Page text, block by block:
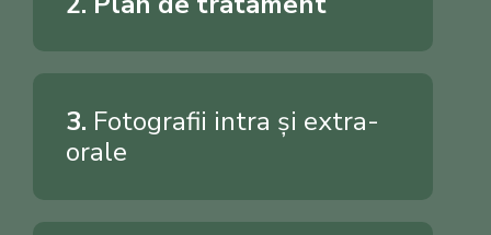
3. Fotografii intra și extra-
orale